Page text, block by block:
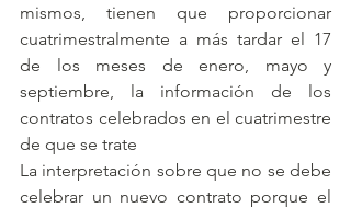
mismos, tienen que proporcionar
cuatrimestralmente a más tardar el 17
de los meses de enero, mayo y
septiembre, la información de los
contratos celebrados en el cuatrimestre
de que se trate
La interpretación sobre que no se debe
celebrar un nuevo contrato porque el